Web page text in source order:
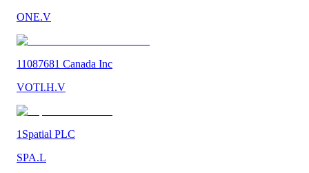
ONE.V
11087681 Canada Inc
VOTI.H.V
1Spatial PLC
SPA.L